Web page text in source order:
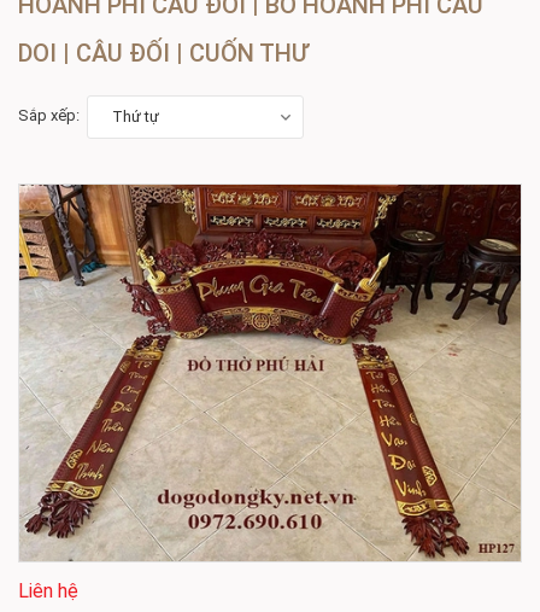
DOI | CÂU ĐỐI | CUỐN THƯ
Sắp xếp: Thứ tự
Liên hệ